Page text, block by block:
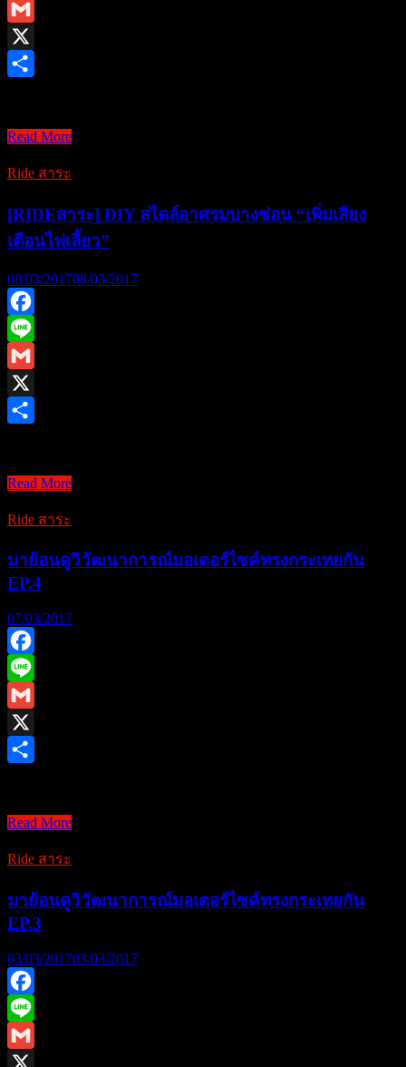
Line
Gmail
X
มา
ดู
วิ
วัฒนา
การณ์
มอเตอร์ไซค์
ทรง
กระ
เท
ยกัน
EP.5
END
Read More
Ride สาระ
[RIDEสาระ] DIY สไตล์อาศรมบางซ่อน “เพิ่มเสียง
เตือนไฟเลี้ยว”
08/03/201708/03/2017
Facebook
Line
Gmail
X
[RIDEสาระ]
สไตล์
อาศรม
บาง
ซ่อน
“เพิ่ม
เสียง
เตือน
ไฟ
เลี้ยว”
Read More
Ride สาระ
มาย้อนดูวิวัฒนาการณ์มอเตอร์ไซค์ทรงกระเทยกัน
EP.4
07/03/2017
Facebook
Line
Gmail
X
มา
ดู
วิ
วัฒนา
มอเตอร์ไซค์
ทรง
กระ
เท
ยกัน
Read More
Ride สาระ
มาย้อนดูวิวัฒนาการณ์มอเตอร์ไซค์ทรงกระเทยกัน
EP.3
03/03/201703/03/2017
Facebook
Line
Gmail